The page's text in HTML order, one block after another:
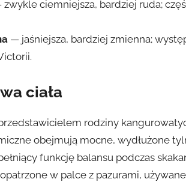
zwykle ciemniejsza, bardziej ruda;
— jaśniejsza, bardziej zmienna;
ciała
rodziny
obejmują mocne, wydłużone
funkcję balansu podczas
w palce z pazurami,